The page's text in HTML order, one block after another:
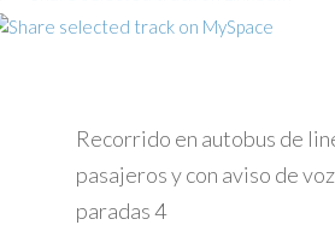
Recorrido en autobus de
pasajeros y con aviso de
paradas 4